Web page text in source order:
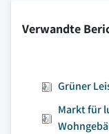
Verwandte
Grüner
Markt für